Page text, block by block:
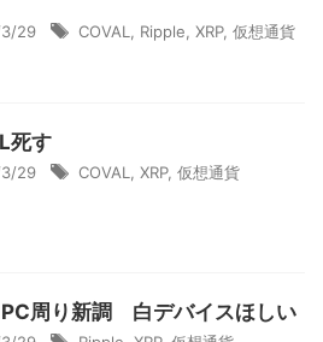
29 COVAL Ripple XRP, 仮想通貨
死す
29 COVAL XRP, 仮想通貨
周り新調 白デバイスほしい